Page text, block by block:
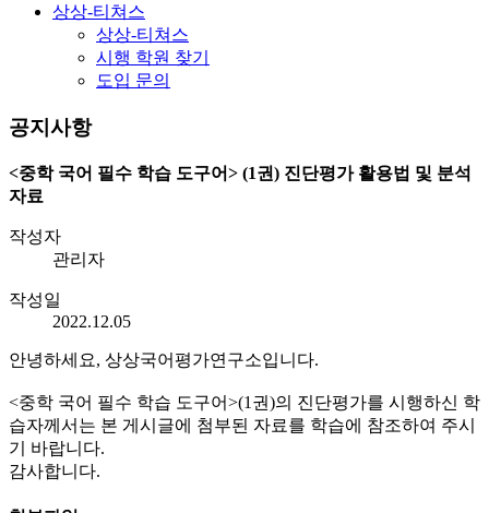
상상-티쳐스
상상-티쳐스
시행 학원 찾기
도입 문의
공지사항
<중학 국어 필수 학습 도구어> (1권) 진단평가 활용법 및 분석
자료
작성자
관리자
작성일
2022.12.05
안녕하세요, 상상국어평가연구소입니다.
<중학 국어 필수 학습 도구어>(1권)의 진단평가를 시행하신 학
습자께서는 본 게시글에 첨부된 자료를 학습에 참조하여 주시
기 바랍니다.
감사합니다.